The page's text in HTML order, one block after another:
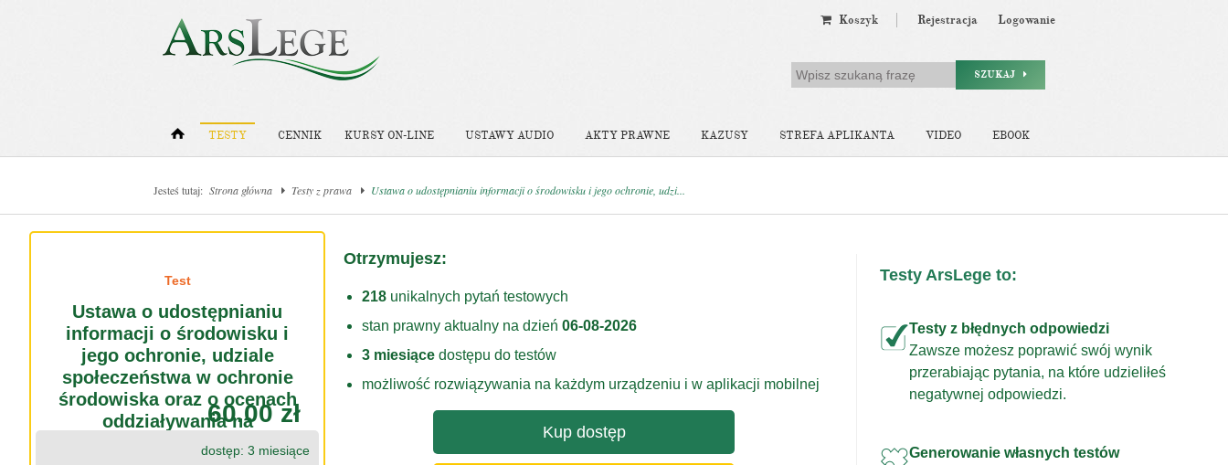
Koszyk Rejestracja Logowanie
SZUKAJ
TESTY CENNIK KURSY ON-LINE USTAWY AUDIO AKTY PRAWNE KAZUSY STREFA APLIKANTA VIDEO EBOOK
Jesteś tutaj: Strona główna Testy z prawa Ustawa o udostępnianiu informacji o środowisku i jego ochronie, udzi...
Test
Ustawa o udostępnianiu
informacji o środowisku i
jego ochronie, udziale
społeczeństwa w ochronie
środowiska oraz o ocenach
oddziaływania na
środowisko
60.00 zł
dostęp: 3 miesiące
Otrzymujesz:
218 unikalnych pytań testowych
stan prawny aktualny na dzień 06-08-2026
3 miesiące dostępu do testów
możliwość rozwiązywania na każdym urządzeniu i w aplikacji mobilnej
Kup dostęp
Testy ArsLege to:
Testy z błędnych odpowiedzi
Zawsze możesz poprawić swój wynik
przerabiając pytania, na które udzieliłeś
negatywnej odpowiedzi.
Generowanie własnych testów